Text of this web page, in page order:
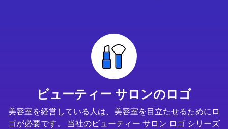
ビューティー サロンのロゴ
美容室を経営している人は、美容室を目立たせるためにロ
ゴが必要です。 当社のビューティー サロン ロゴ シリーズ